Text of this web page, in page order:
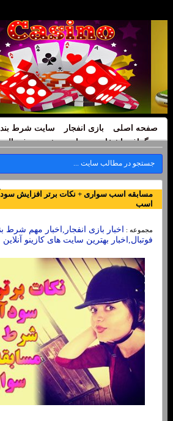
صفحه اصلی بازی انفجار سایت شرط
بیوگرافی اشخاص
سایت پیش بینی فوتبال
مسابقه اسب سواری + نکات برتر افزایش
اسب
مجموعه :
اخبار بازی انفجار,اخبار مهم شرط
فوتبال,اخبار بهترین سایت های کازینو آنلاین